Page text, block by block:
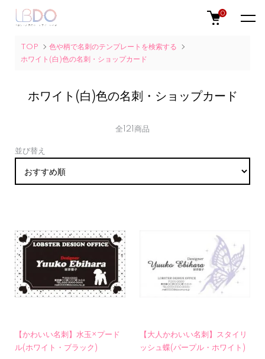
0
TOP
色や柄で名刺のテンプレートを検索する
ホワイト(白)色の名刺・ショップカード
ホワイト(白)色の名刺・ショップカード
全121商品
並び替え
【かわいい名刺】水玉×プード
ル(ホワイト・ブラック)
【大人かわいい名刺】スタイリ
ッシュ蝶(パープル・ホワイト)